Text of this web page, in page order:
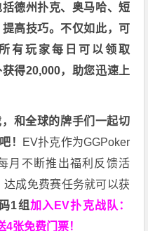
德州扑克、奥马哈、短
高技巧。不仅如此， 可
有玩家每日可以领取
得20,000，助您迅速上
和全球的牌手们一起切
！
EV扑克作为GGPoker
月不断推出福利反馈活
成免费赛任务就可以获
1组 加入EV扑克战队：
4张免费门票！